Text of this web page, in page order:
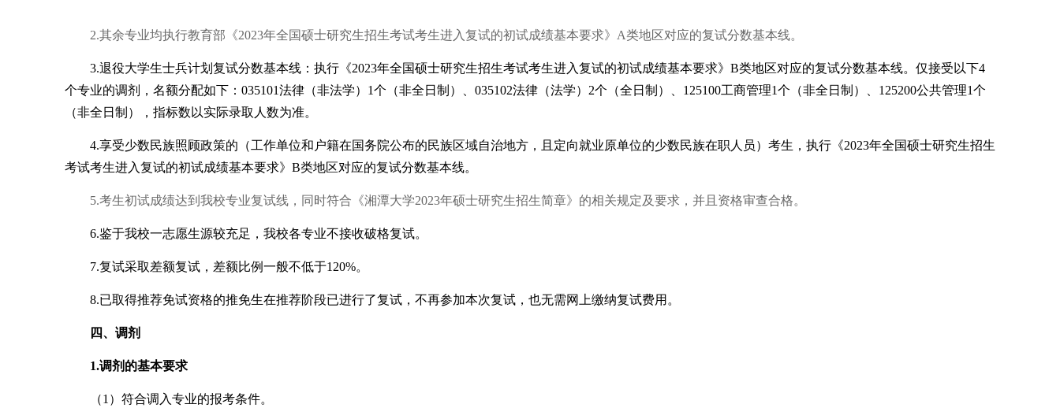
2.其余专业均执行教育部《2023年全国硕士研究生招生考试考生进入复试的初试成绩基本要求》A类地区对应的复试分数基本线。
3.退役大学生士兵计划复试分数基本线：执行《2023年全国硕士研究生招生考试考生进入复试的初试成绩基本要求》B类地区对应的复试分数基本线。仅接受以下4
个专业的调剂，名额分配如下：035101法律（非法学）1个（非全日制）、035102法律（法学）2个（全日制）、125100工商管理1个（非全日制）、125200公共管理1个
（非全日制），指标数以实际录取人数为准。
4.享受少数民族照顾政策的（工作单位和户籍在国务院公布的民族区域自治地方，且定向就业原单位的少数民族在职人员）考生，执行《2023年全国硕士研究生招生
考试考生进入复试的初试成绩基本要求》B类地区对应的复试分数基本线。
5.考生初试成绩达到我校专业复试线，同时符合《湘潭大学2023年硕士研究生招生简章》的相关规定及要求，并且资格审查合格。
6.鉴于我校一志愿生源较充足，我校各专业不接收破格复试。
7.复试采取差额复试，差额比例一般不低于120%。
8.已取得推荐免试资格的推免生在推荐阶段已进行了复试，不再参加本次复试，也无需网上缴纳复试费用。
四、调剂
1.调剂的基本要求
（1）符合调入专业的报考条件。